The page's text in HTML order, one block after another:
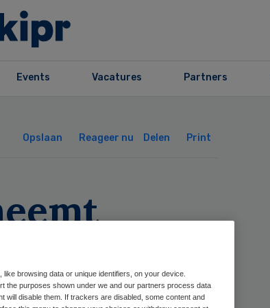
Events Vacatures Partners
Opslaan Reageer nu Delen Print
browsing data or unique identifiers, on your device.
the purposes shown under we and our partners process data
will disable them. If trackers are disabled, some content and